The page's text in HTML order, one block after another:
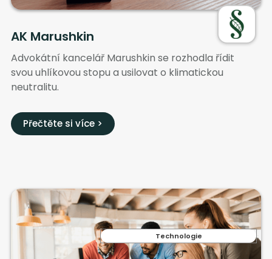
AK Marushkin
Advokátní kancelář Marushkin se rozhodla řídit
svou uhlíkovou stopu a usilovat o klimatickou
neutralitu.
Přečtěte si více >
Technologie